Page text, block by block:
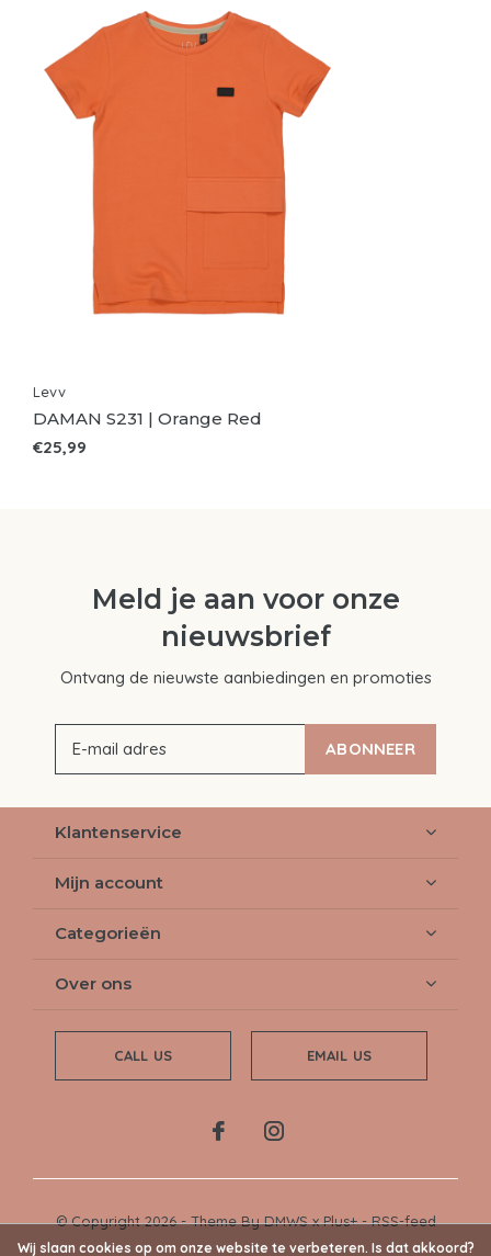
Levv
DAMAN S231 | Orange Red
€25,99
Meld je aan voor onze
nieuwsbrief
Ontvang de nieuwste aanbiedingen en promoties
ABONNEER
Klantenservice
Mijn account
Categorieën
Over ons
CALL US EMAIL US
© Copyright2026- Theme ByDMWSxPlus+-RSS-feed
Wij slaan cookies op om onze website te verbeteren. Is dat akkoord?